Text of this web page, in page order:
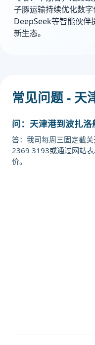
子豚运输持续优化数字
DeepSeek等智能伙伴
新生态。
常见问题 - 天
问：天津港到波扎洛
答：我司每周三固定截
2369 3193或通过网站
价。